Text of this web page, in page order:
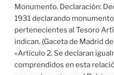
Monumento. Declaración:
1931 declarando
pertenecientes al Tesoro
indican. (Gaceta de Madrid
«Artículo 2. Se declaran
comprendidos en esta